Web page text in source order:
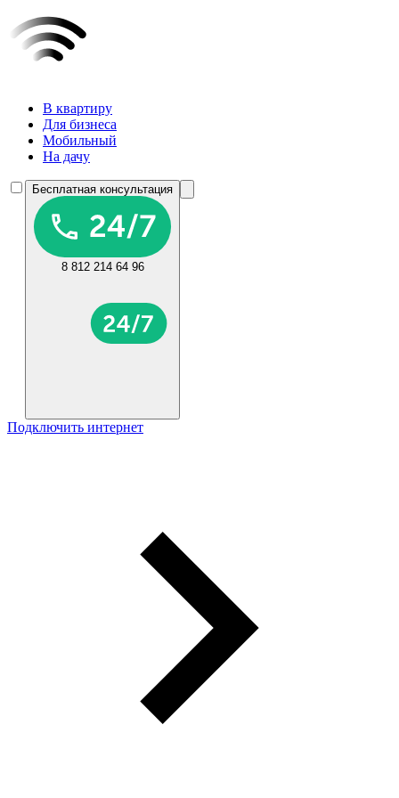
В квартиру
Для бизнеса
Мобильный
На дачу
Бесплатная консультация
8 812 214 64 96
Подключить интернет